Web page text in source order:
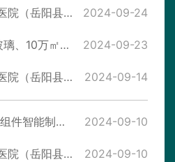
关于岳阳县第三人民医院（岳阳县血防医院）建设项目环境影响报告表的批复 2024-09-24
关于年产8万㎡钢化玻璃、10万㎡中空玻璃、2400张铝合金玻璃门建设项目环境影响报告表受理情况公示 2024-09-23
关于岳阳县第三人民医院（岳阳县血防医院）建设项目环境影响报告表拟进行审查的公示 2024-09-14
关于年产2GW太阳能组件智能制造项目环境影响报告表的批复 2024-09-10
关于岳阳县第三人民医院（岳阳县血防医院）建设项目环境影响报告表受理情况公示 2024-09-10